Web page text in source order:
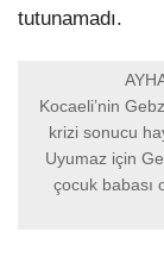
tutunamadı.
Kocaeli’nin
krizi sonucu
Uyumaz için
çocuk babası